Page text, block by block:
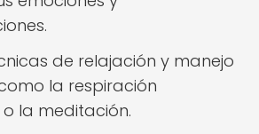
de relajación y manejo
la respiración
la meditación.